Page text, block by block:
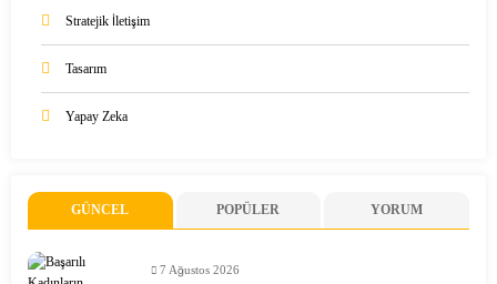
Stratejik İletişim
Tasarım
Yapay Zeka
GÜNCEL POPÜLER YORUM
7 Ağustos 2026